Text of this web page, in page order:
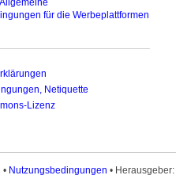
für die Werbeplattformen
Netiquette
Lizenz
• Nutzungsbedingungen • Herausgeber: